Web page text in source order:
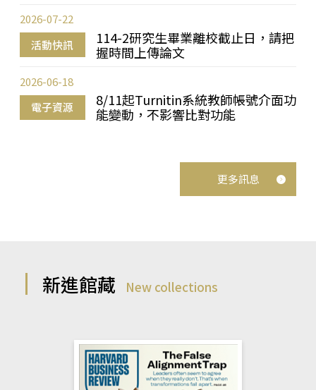
活動快訊
114-2研究生畢業離校截止日，請把
握時間上傳論文
2026-07-22
電子資源
8/11起Turnitin系統教師帳號介面功
能變動，不影響比對功能
2026-06-18
更多訊息
新進館藏 New collections